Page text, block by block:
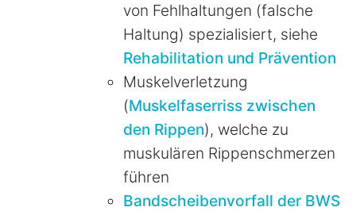
von Fehlhaltungen (falsche
Haltung) spezialisiert, siehe
Rehabilitation und Prävention
Muskelverletzung
(Muskelfaserriss zwischen
den Rippen), welche zu
muskulären Rippenschmerzen
führen
Bandscheibenvorfall der BWS